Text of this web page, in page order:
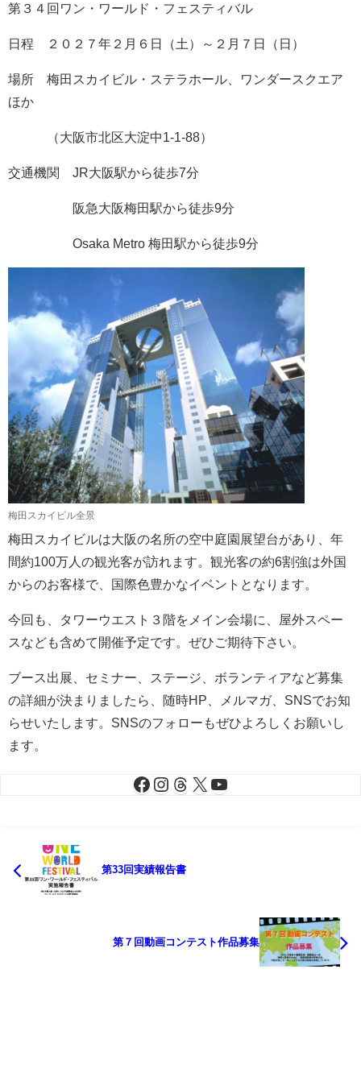
第３４回ワン・ワールド・フェスティバル
日程 ２０２７年２月６日（土）～２月７日（日）
場所 梅田スカイビル・ステラホール、ワンダースクエア
ほか
（大阪市北区大淀中1-1-88）
交通機関 JR大阪駅から徒歩7分
阪急大阪梅田駅から徒歩9分
Osaka Metro 梅田駅から徒歩9分
梅田スカイビル全景
梅田スカイビルは大阪の名所の空中庭園展望台があり、年
間約100万人の観光客が訪れます。観光客の約6割強は外国
からのお客様で、国際色豊かなイベントとなります。
今回も、タワーウエスト３階をメイン会場に、屋外スペー
スなども含めて開催予定です。ぜひご期待下さい。
ブース出展、セミナー、ステージ、ボランティアなど募集
の詳細が決まりましたら、随時HP、メルマガ、SNSでお知
らせいたします。SNSのフォローもぜひよろしくお願いし
ます。
第33回実績報告書
第７回動画コンテスト作品募集